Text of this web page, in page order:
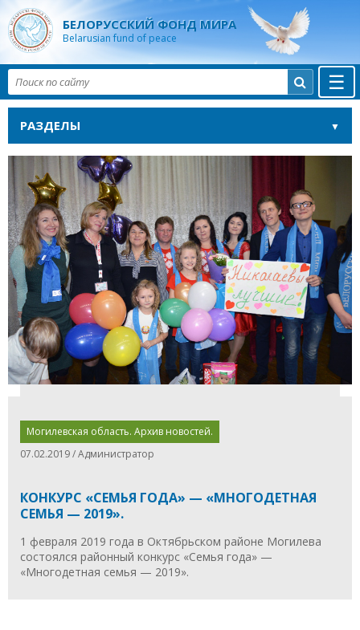
БЕЛОРУССКИЙ ФОНД МИРА
Belarusian fund of peace
☰

РАЗДЕЛЫ
Могилевская область. Архив новостей.
07.02.2019 / Администратор
КОНКУРС «СЕМЬЯ ГОДА» — «МНОГОДЕТНАЯ
СЕМЬЯ — 2019».
1 февраля 2019 года в Октябрьском районе Могилева
состоялся районный конкурс «Семья года» —
«Многодетная семья — 2019».